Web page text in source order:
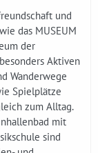
und
das MUSEUM
der
Aktiven
Wanderwege
Spielplätze
zum Alltag.
mit
sind